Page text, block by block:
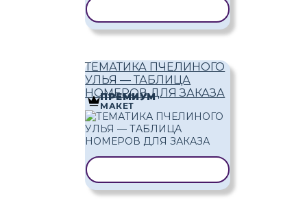
ТЕМАТИКА ПЧЕЛИНОГО
УЛЬЯ — ТАБЛИЦА
НОМЕРОВ ДЛЯ ЗАКАЗА
ПРЕМИУМ
МАКЕТ